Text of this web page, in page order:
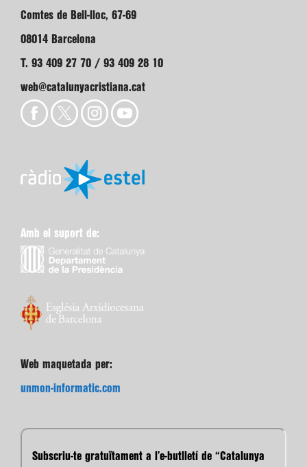
Comtes de Bell-lloc, 67-69
08014 Barcelona
T. 93 409 27 70 / 93 409 28 10
web@catalunyacristiana.cat
Amb el suport de:
Web maquetada per:
unmon-informatic.com
Subscriu-te gratuïtament a l’e-butlletí de “Catalunya